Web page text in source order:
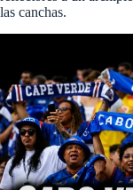
las canchas.